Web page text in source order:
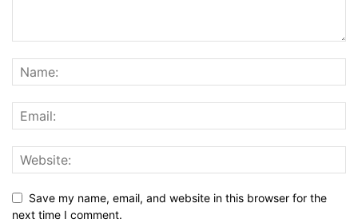
Save my name, email, and website in this browser for the
next time I comment.